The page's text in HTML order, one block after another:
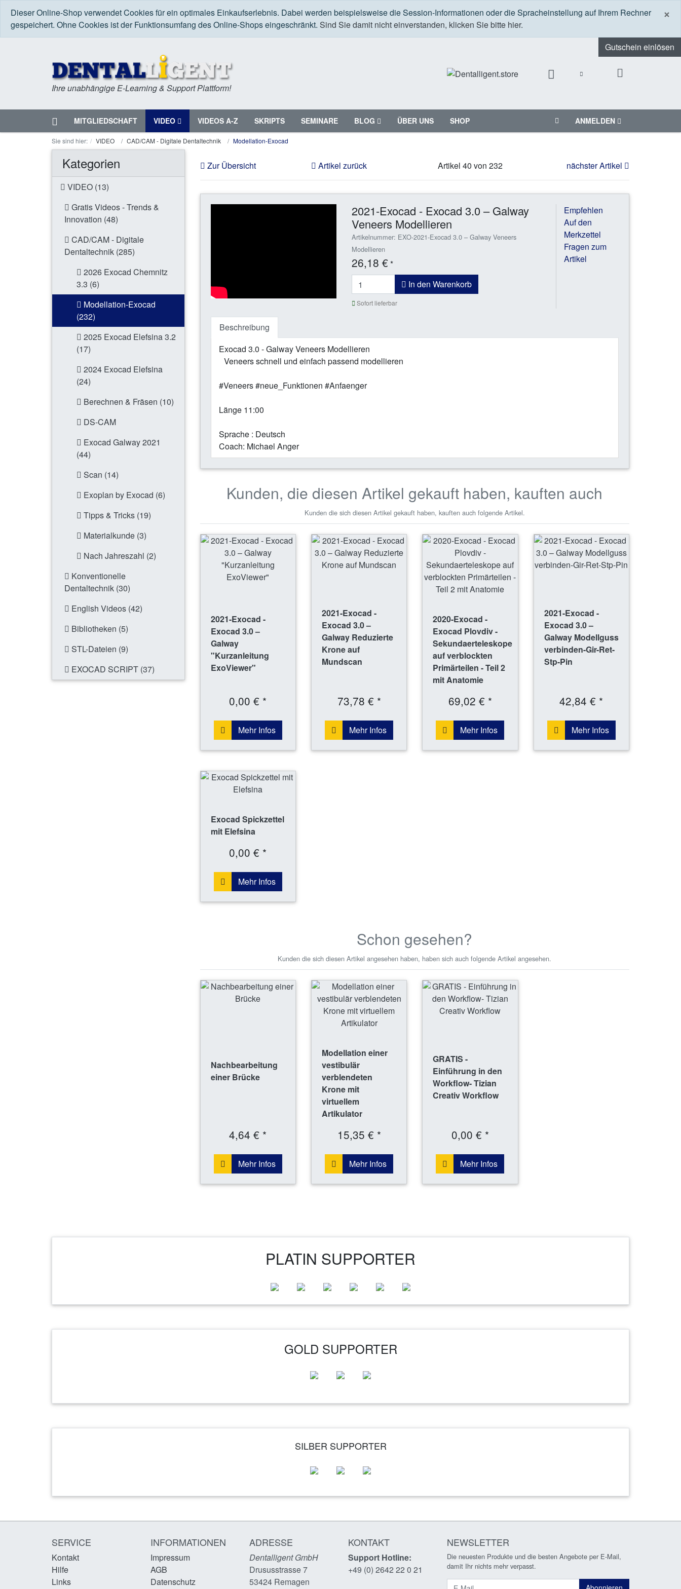
×
Dieser Online-Shop verwendet Cookies für ein optimales Einkaufserlebnis. Dabei werden beispielsweise die Session-Informationen oder die Spracheinstellung auf Ihrem Rechner
gespeichert. Ohne Cookies ist der Funktionsumfang des Online-Shops eingeschränkt. Sind Sie damit nicht einverstanden, klicken Sie bitte hier.
Gutschein einlösen
Ihre unabhängige E-Learning & Support Plattform!
Startseite
Menü MITGLIEDSCHAFT VIDEO VIDEOS A-Z SKRIPTS SEMINARE BLOG ÜBER UNS SHOP ANMELDEN
Sie sind hier: VIDEO CAD/CAM - Digitale Dentaltechnik Modellation-Exocad
Kategorien
VIDEO (13)
Gratis Videos - Trends &
Innovation (48)
CAD/CAM - Digitale
Dentaltechnik (285)
2026 Exocad Chemnitz
3.3 (6)
Modellation-Exocad
(232)
2025 Exocad Elefsina 3.2
(17)
2024 Exocad Elefsina
(24)
Berechnen & Fräsen (10)
DS-CAM
Exocad Galway 2021
(44)
Scan (14)
Exoplan by Exocad (6)
Tipps & Tricks (19)
Materialkunde (3)
Nach Jahreszahl (2)
Konventionelle
Dentaltechnik (30)
English Videos (42)
Bibliotheken (5)
STL-Dateien (9)
EXOCAD SCRIPT (37)
Zur Übersicht Artikel zurück Artikel 40 von 232 nächster Artikel
2021-Exocad - Exocad 3.0 – Galway
Veneers Modellieren
Artikelnummer: EXO-2021-Exocad 3.0 – Galway Veneers
Modellieren
26,18 €*
In den Warenkorb
Sofort lieferbar
Empfehlen
Auf den
Merkzettel
Fragen zum
Artikel
Beschreibung
Exocad 3.0 - Galway Veneers Modellieren
Veneers schnell und einfach passend modellieren
#Veneers #neue_Funktionen #Anfaenger
Länge 11:00
Sprache : Deutsch
Coach: Michael Anger
Kunden, die diesen Artikel gekauft haben, kauften auch
Kunden die sich diesen Artikel gekauft haben, kauften auch folgende Artikel.
2021-Exocad -
Exocad 3.0 –
Galway
"Kurzanleitung
ExoViewer"
0,00 € *
Mehr Infos
2021-Exocad -
Exocad 3.0 –
Galway Reduzierte
Krone auf
Mundscan
73,78 € *
Mehr Infos
2020-Exocad -
Exocad Plovdiv -
Sekundaerteleskope
auf verblockten
Primärteilen - Teil 2
mit Anatomie
69,02 € *
Mehr Infos
2021-Exocad -
Exocad 3.0 –
Galway Modellguss
verbinden-Gir-Ret-
Stp-Pin
42,84 € *
Mehr Infos
Exocad Spickzettel
mit Elefsina
0,00 € *
Mehr Infos
Schon gesehen?
Kunden die sich diesen Artikel angesehen haben, haben sich auch folgende Artikel angesehen.
Nachbearbeitung
einer Brücke
4,64 € *
Mehr Infos
Modellation einer
vestibulär
verblendeten
Krone mit
virtuellem
Artikulator
15,35 € *
Mehr Infos
GRATIS -
Einführung in den
Workflow- Tizian
Creativ Workflow
0,00 € *
Mehr Infos
PLATIN SUPPORTER
GOLD SUPPORTER
SILBER SUPPORTER
SERVICE
Kontakt
Hilfe
Links
INFORMATIONEN
Impressum
AGB
Datenschutz
ADRESSE
Dentalligent GmbH
Drususstrasse 7
53424 Remagen
KONTAKT
Support Hotline:
+49 (0) 2642 22 0 21
NEWSLETTER
Die neuesten Produkte und die besten Angebote per E-Mail,
damit Ihr nichts mehr verpasst.
Newsletter